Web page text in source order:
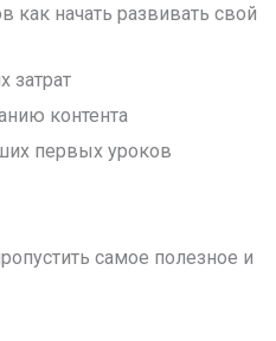
начать развивать свой
затрат
контента
первых уроков
самое полезное и